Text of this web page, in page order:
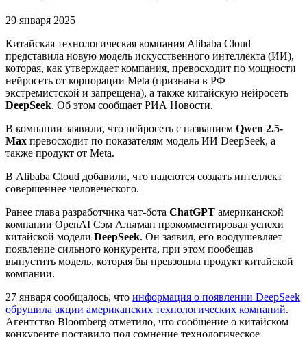
29 января 2025
Китайская технологическая компания Alibaba Cloud
представила новую модель искусственного интеллекта (ИИ),
которая, как утверждает компания, превосходит по мощности
нейросеть от корпорации Meta (признана в РФ
экстремистской и запрещена), а также китайскую нейросеть
DeepSeek. Об этом сообщает РИА Новости.
В компании заявили, что нейросеть с названием Qwen 2.5-
Max превосходит по показателям модель ИИ DeepSeek, а
также продукт от Meta.
В Alibaba Cloud добавили, что надеются создать интеллект
совершеннее человеческого.
Ранее глава разработчика чат-бота ChatGPT американской
компании OpenAI Сэм Альтман прокомментировал успехи
китайской модели DeepSeek. Он заявил, его воодушевляет
появление сильного конкурента, при этом пообещав
выпустить модель, которая бы превзошла продукт китайской
компании.
27 января сообщалось, что информация о появлении DeepSeek
обрушила акции американских технологических компаний.
Агентство Bloomberg отметило, что сообщение о китайском
конкуренте поставило под сомнение технологическое